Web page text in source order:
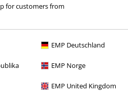
for customers from
EMP Deutschland
EMP Norge
EMP United Kingdom
Jersey